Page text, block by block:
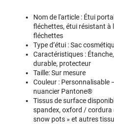
Nom de l'article : Étui
fléchettes, étui résistant à
fléchettes
Type d’étui : Sac
Caractéristiques :
durable, protecteur
Taille: Sur mesure
Couleur : Personnalisable
nuancier Pantone®
Tissus de surface
spandex, oxford / cordura
snow pots » et autres